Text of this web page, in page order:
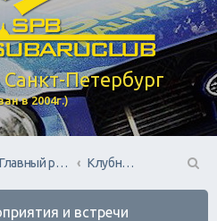
Петербург
в 2004г.)
Главный раздел
Клубные мероприятия и встречи
П
и встречи